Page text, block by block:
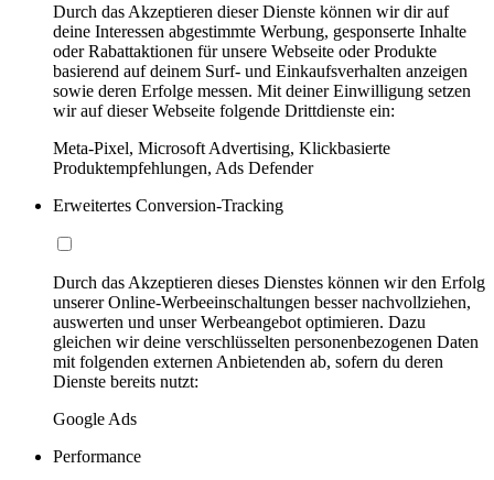
Durch das Akzeptieren dieser Dienste können wir dir auf
deine Interessen abgestimmte Werbung, gesponserte Inhalte
oder Rabattaktionen für unsere Webseite oder Produkte
basierend auf deinem Surf- und Einkaufsverhalten anzeigen
sowie deren Erfolge messen. Mit deiner Einwilligung setzen
wir auf dieser Webseite folgende Drittdienste ein:
Meta-Pixel, Microsoft Advertising, Klickbasierte
Produktempfehlungen, Ads Defender
Erweitertes Conversion-Tracking
Durch das Akzeptieren dieses Dienstes können wir den Erfolg
unserer Online-Werbeeinschaltungen besser nachvollziehen,
auswerten und unser Werbeangebot optimieren. Dazu
gleichen wir deine verschlüsselten personenbezogenen Daten
mit folgenden externen Anbietenden ab, sofern du deren
Dienste bereits nutzt:
Google Ads
Performance